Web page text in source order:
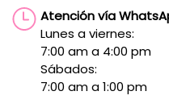
Atención vía
Lunes a viernes:
7:00 am a 4:00 pm
Sábados:
7:00 am a 1:00 pm